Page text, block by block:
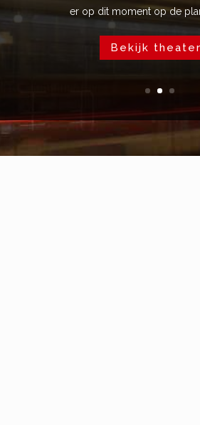
er op dit moment op de
Bekijk